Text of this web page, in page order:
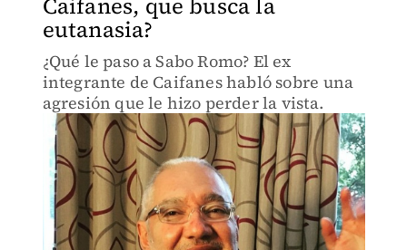
eutanasia?
¿Qué le paso a Sabo Romo? El ex
integrante de Caifanes habló sobre una
agresión que le hizo perder la vista.